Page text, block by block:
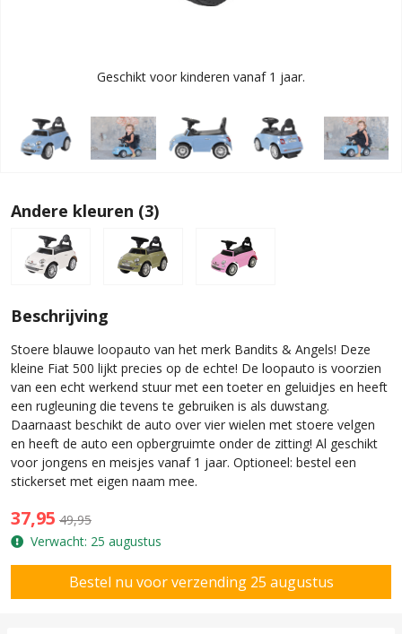
Geschikt voor kinderen vanaf 1 jaar.
Andere kleuren (3)
Beschrijving
Stoere blauwe loopauto van het merk Bandits & Angels! Deze
kleine Fiat 500 lijkt precies op de echte! De loopauto is voorzien
van een echt werkend stuur met een toeter en geluidjes en heeft
een rugleuning die tevens te gebruiken is als duwstang.
Daarnaast beschikt de auto over vier wielen met stoere velgen
en heeft de auto een opbergruimte onder de zitting! Al geschikt
voor jongens en meisjes vanaf 1 jaar. Optioneel: bestel een
stickerset met eigen naam mee.
37,95 49,95
Verwacht: 25 augustus